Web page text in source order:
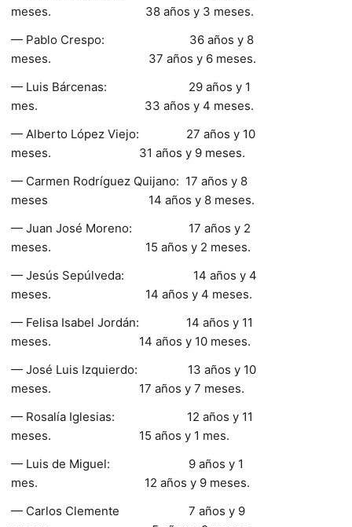
meses. 38 años y 3 meses.
— Pablo Crespo: 36 años y 8
meses. 37 años y 6 meses.
— Luis Bárcenas: 29 años y 1
mes. 33 años y 4 meses.
— Alberto López Viejo: 27 años y 10
meses. 31 años y 9 meses.
— Carmen Rodríguez Quijano: 17 años y 8
meses 14 años y 8 meses.
— Juan José Moreno: 17 años y 2
meses. 15 años y 2 meses.
— Jesús Sepúlveda: 14 años y 4
meses. 14 años y 4 meses.
— Felisa Isabel Jordán: 14 años y 11
meses. 14 años y 10 meses.
— José Luis Izquierdo: 13 años y 10
meses. 17 años y 7 meses.
— Rosalía Iglesias: 12 años y 11
meses. 15 años y 1 mes.
— Luis de Miguel: 9 años y 1
mes. 12 años y 9 meses.
— Carlos Clemente 7 años y 9